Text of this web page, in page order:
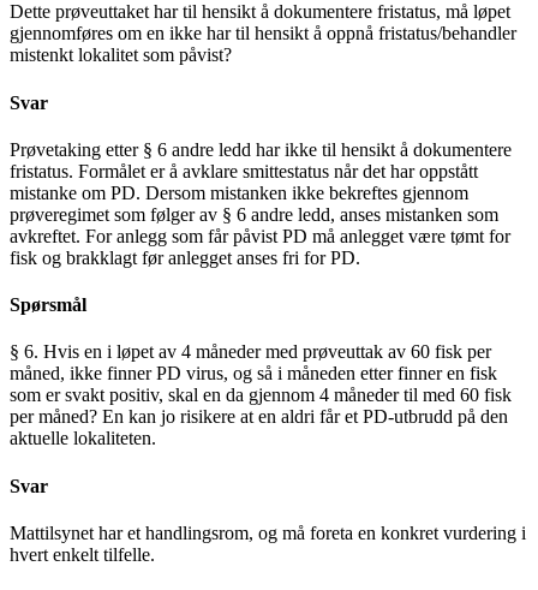
Dette prøveuttaket har til hensikt å dokumentere fristatus, må løpet
gjennomføres om en ikke har til hensikt å oppnå fristatus/behandler
mistenkt lokalitet som påvist?
Svar
Prøvetaking etter § 6 andre ledd har ikke til hensikt å dokumentere
fristatus. Formålet er å avklare smittestatus når det har oppstått
mistanke om PD. Dersom mistanken ikke bekreftes gjennom
prøveregimet som følger av § 6 andre ledd, anses mistanken som
avkreftet. For anlegg som får påvist PD må anlegget være tømt for
fisk og brakklagt før anlegget anses fri for PD.
Spørsmål
§ 6. Hvis en i løpet av 4 måneder med prøveuttak av 60 fisk per
måned, ikke finner PD virus, og så i måneden etter finner en fisk
som er svakt positiv, skal en da gjennom 4 måneder til med 60 fisk
per måned? En kan jo risikere at en aldri får et PD-utbrudd på den
aktuelle lokaliteten.
Svar
Mattilsynet har et handlingsrom, og må foreta en konkret vurdering i
hvert enkelt tilfelle.